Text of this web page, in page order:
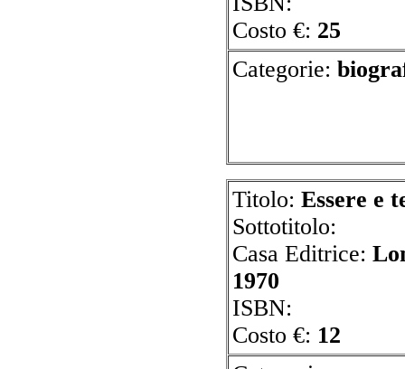
Costo €: 25
Categorie:
Titolo:Essere e
Sottotitolo:
Casa Editrice:
1970
ISBN:
Costo €: 12